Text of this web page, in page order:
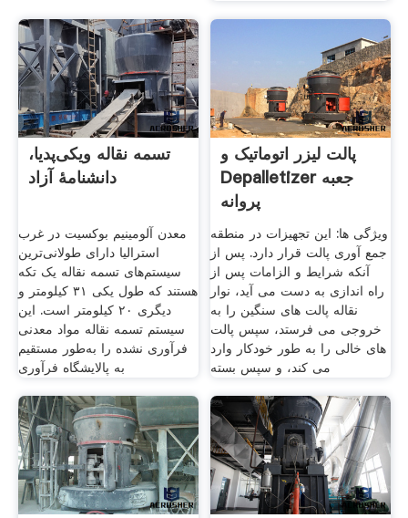
تسمه نقاله ویکی‌پدیا،
دانشنامهٔ آزاد
معدن آلومینیم بوکسیت در غرب
استرالیا دارای طولانی‌ترین
سیستم‌های تسمه نقاله یک تکه
هستند که طول یکی ۳۱ کیلومتر و
دیگری ۲۰ کیلومتر است. این
سیستم تسمه نقاله مواد معدنی
فرآوری نشده را به‌طور مستقیم
به پالایشگاه فرآوری
پالت لیزر اتوماتیک و
Depalletizer جعبه
پروانه
ویژگی ها: این تجهیزات در منطقه
جمع آوری پالت قرار دارد. پس از
آنکه شرایط و الزامات پس از
راه اندازی به دست می آید، نوار
نقاله پالت های سنگین را به
خروجی می فرستد، سپس پالت
های خالی را به طور خودکار وارد
می کند، و سپس بسته